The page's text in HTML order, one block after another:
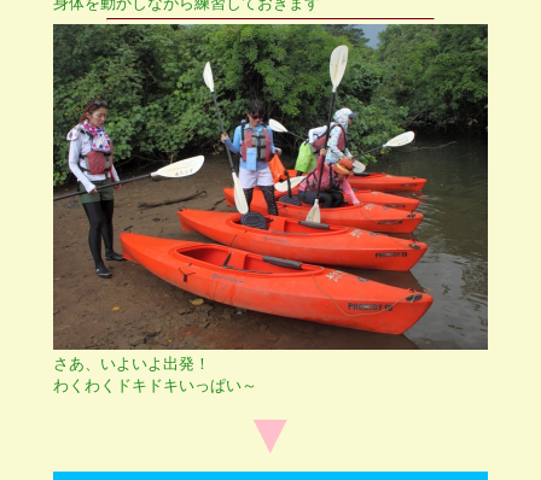
さあ、いよいよ出発！
わくわくドキドキいっぱい～
▼